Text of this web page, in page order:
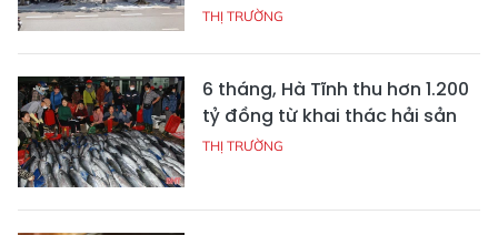
THỊ TRƯỜNG
6 tháng, Hà Tĩnh thu hơn 1.200
tỷ đồng từ khai thác hải sản
THỊ TRƯỜNG